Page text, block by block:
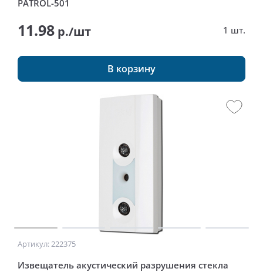
PATROL-501
11.98 р./шт 1 шт.
В корзину
Артикул: 222375
Извещатель акустический разрушения стекла